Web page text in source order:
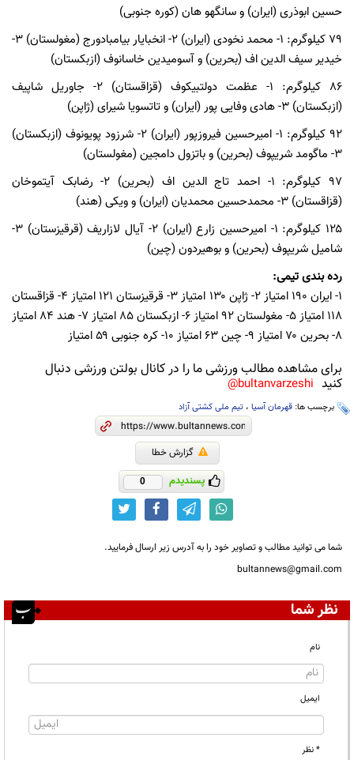
حسین ابوذری (ایران) و سانگهو هان (کوره جنوبی)
۷۹ کیلوگرم: ۱- محمد نخودی (ایران) ۲- انخبایار بیامبادورج (مغولستان) ۳-
خیدیر سیف الدین اف (بحرین) و آسومیدین خاسانوف (ازبکستان)
۸۶ کیلوگرم: ۱- عظمت دولتبیکوف (قزاقستان) ۲- جاوریل شاپیف
(ازبکستان) ۳- هادی وفایی پور (ایران) و تاتسویا شیرای (ژاپن)
۹۲ کیلوگرم: ۱- امیرحسین فیروزپور (ایران) ۲- شرزود پویونوف (ازبکستان)
۳- ماگومد شریپوف (بحرین) و باتزول دامجین (مغولستان)
۹۷ کیلوگرم: ۱- احمد تاج الدین اف (بحرین) ۲- رضابک آیتموخان
(قزاقستان) ۳- محمدحسین محمدیان (ایران) و ویکی (هند)
۱۲۵ کیلوگرم: ۱- امیرحسین زارع (ایران) ۲- آیال لازاریف (قرقیزستان) ۳-
شامیل شریپوف (بحرین) و بوهیردون (چین)
رده بندی تیمی:
۱- ایران ۱۹۰ امتیاز ۲- ژاپن ۱۳۰ امتیاز ۳- قرقیزستان ۱۲۱ امتیاز ۴- قزاقستان
۱۱۸ امتیاز ۵- مغولستان ۹۲ امتیاز ۶- ازبکستان ۸۵ امتیاز ۷- هند ۸۴ امتیاز
۸- بحرین ۷۰ امتیاز ۹- چین ۶۳ امتیاز ۱۰- کره جنوبی ۵۹ امتیاز
برای مشاهده مطالب ورزشی ما را در کانال بولتن ورزشی دنبال
کنید bultanvarzeshi@
برچسب ها: قهرمان آسیا ، تیم ملی کشتی آزاد
گزارش خطا
پسندیدم 0
شما می توانید مطالب و تصاویر خود را به آدرس زیر ارسال فرمایید.
bultannews@gmail.com
نظر شما
نام
ایمیل
* نظر